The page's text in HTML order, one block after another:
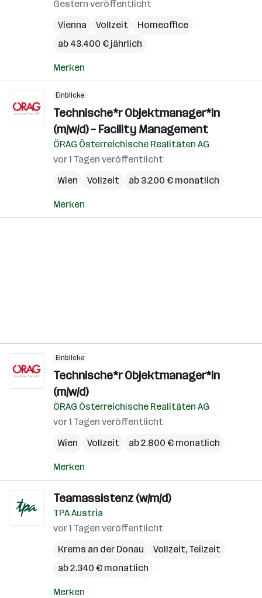
Gestern veröffentlicht
Vienna
Vollzeit
Homeoffice
ab 43.400 € jährlich
Merken
Einblicke
Technische*r Objektmanager*in
(m/w/d) – Facility Management
ÖRAG Österreichische Realitäten AG
vor 1 Tagen veröffentlicht
Wien
Vollzeit ab 3.200 € monatlich
Merken
Einblicke
Technische*r Objektmanager*in
(m/w/d)
ÖRAG Österreichische Realitäten AG
vor 1 Tagen veröffentlicht
Wien
Vollzeit ab 2.800 € monatlich
Merken
Teamassistenz (w/m/d)
TPA Austria
vor 1 Tagen veröffentlicht
Krems an der Donau
Vollzeit, Teilzeit
ab 2.340 € monatlich
Merken